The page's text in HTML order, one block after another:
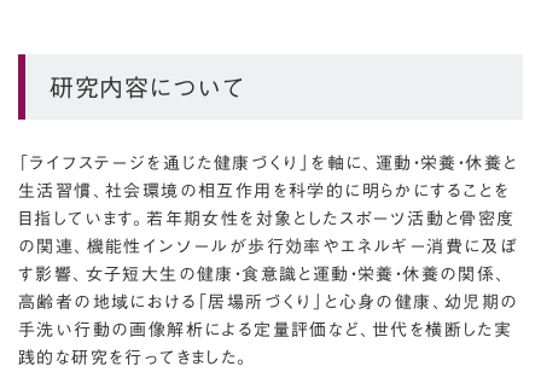
研究内容について
「ライフステージを通じた健康づくり」を軸に、運動・栄養・休養と
生活習慣、社会環境の相互作用を科学的に明らかにすることを
目指しています。若年期女性を対象としたスポーツ活動と骨密度
の関連、機能性インソールが歩行効率やエネルギー消費に及ぼ
す影響、女子短大生の健康・食意識と運動・栄養・休養の関係、
高齢者の地域における「居場所づくり」と心身の健康、幼児期の
手洗い行動の画像解析による定量評価など、世代を横断した実
践的な研究を行ってきました。